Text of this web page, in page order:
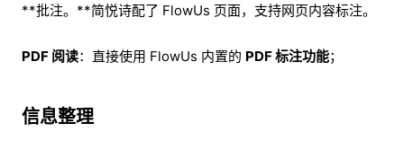
**批注。**简悦诗配了 FlowUs 页面，支持网页内容标注。
PDF 阅读：直接使用 FlowUs 内置的 PDF 标注功能；
信息整理